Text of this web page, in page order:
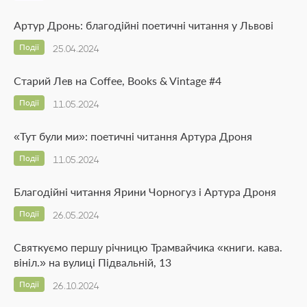
Артур Дронь: благодійні поетичні читання у Львові
25.04.2024
Події
Старий Лев на Coffee, Books & Vintage #4
11.05.2024
Події
«Тут були ми»: поетичні читання Артура Дроня
11.05.2024
Події
Благодійні читання Ярини Чорногуз і Артура Дроня
26.05.2024
Події
Святкуємо першу річницю Трамвайчика «книги. кава.
вініл.» на вулиці Підвальній, 13
26.10.2024
Події